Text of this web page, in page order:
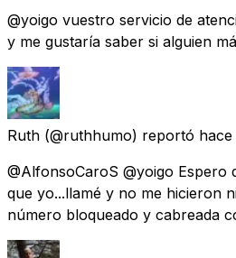
@yoigo vuestro servicio de
y me gustaría saber si alguien
Ruth (@ruthhumo) reportó
@AlfonsoCaroS @yoigo Espero
que yo...llamé y no me hicieron
número bloqueado y cabreada